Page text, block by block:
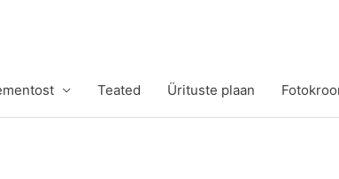
Teated Ürituste plaan